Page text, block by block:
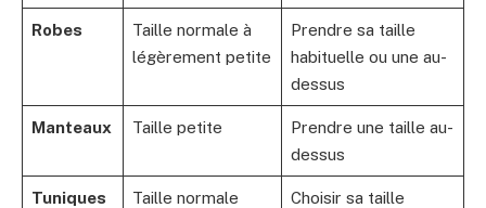
Robes
Taille normale à
légèrement petite
Prendre sa taille
habituelle ou une au-
dessus
Manteaux Taille petite
Prendre une taille au-
dessus
Tuniques Taille normale
Choisir sa taille